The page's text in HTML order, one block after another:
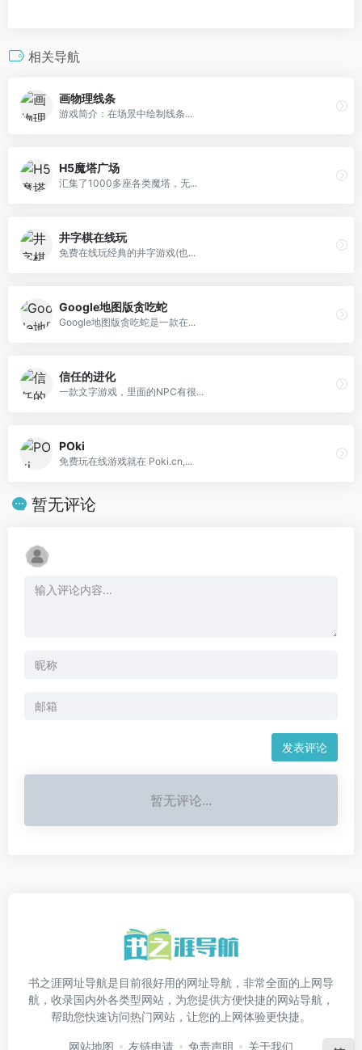
相关导航
画物理线条
游戏简介：在场景中绘制线条...
H5魔塔广场
汇集了1000多座各类魔塔，无...
井字棋在线玩
免费在线玩经典的井字游戏(也...
Google地图版贪吃蛇
Google地图版贪吃蛇是一款在...
信任的进化
一款文字游戏，里面的NPC有很...
POki
免费玩在线游戏就在 Poki.cn,...
暂无评论
发表评论
暂无评论...
书之涯网址导航是目前很好用的网址导航，非常全面的上网导
航，收录国内外各类型网站，为您提供方便快捷的网站导航，
帮助您快速访问热门网站，让您的上网体验更快捷。
网站地图 友链申请 免责声明 关于我们